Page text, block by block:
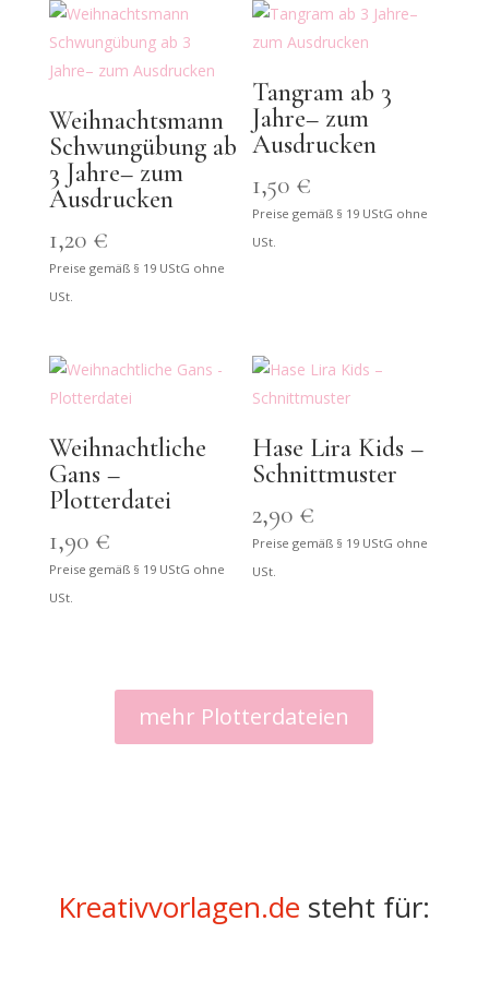
Weihnachtsmann
Schwungübung ab
3 Jahre– zum
Ausdrucken
1,20 €
Preise gemäß § 19 UStG ohne
USt.
Tangram ab 3
Jahre– zum
Ausdrucken
1,50 €
Preise gemäß § 19 UStG ohne
USt.
Weihnachtliche
Gans –
Plotterdatei
1,90 €
Preise gemäß § 19 UStG ohne
USt.
Hase Lira Kids –
Schnittmuster
2,90 €
Preise gemäß § 19 UStG ohne
USt.
mehr Plotterdateien
Kreativvorlagen.de steht für: